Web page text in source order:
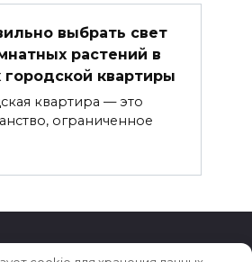
выбрать свет
растений в
городской квартиры
квартира — это
ограниченное